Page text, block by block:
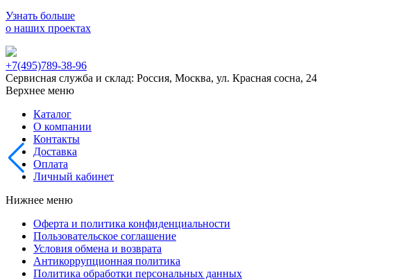
Узнать больше
о наших проектах
+7(495)789-38-96
Сервисная служба и склад: Россия, Москва, ул. Красная сосна, 24
Верхнее меню
Каталог
О компании
Контакты
Доставка
Оплата
Личный кабинет
Нижнее меню
Оферта и политика конфиденциальности
Пользовательское соглашение
Условия обмена и возврата
Антикоррупционная политика
Политика обработки персональных данных